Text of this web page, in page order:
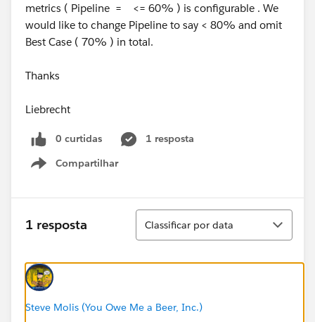
metrics ( Pipeline = <= 60% ) is configurable . We
would like to change Pipeline to say < 80% and omit
Best Case ( 70% ) in total.
Thanks
Liebrecht
0 curtidas
1 resposta
Compartilhar
Show menu
1 resposta
Classificar
Classificar por data
Steve Molis (You Owe Me a Beer, Inc.)